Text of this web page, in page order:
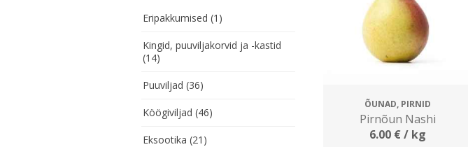
Eripakkumised (1)
Kingid, puuviljakorvid ja -kastid
(14)
Puuviljad (36)
Köögiviljad (46)
Eksootika (21)
ÕUNAD, PIRNID
Pirnõun Nashi
6.00 €/ kg